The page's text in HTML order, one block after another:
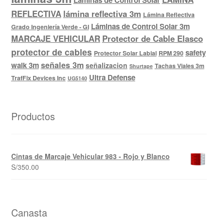
REFLECTIVA lámina reflectiva 3m Lámina Reflectiva
Grado Ingeniería Verde - GI Láminas de Control Solar 3m
MARCAJE VEHICULAR Protector de Cable Elasco
protector de cables Protector Solar Labial RPM 290 safety
walk 3mseñales 3m señalizacion Shurtape Tachas Viales 3m
TrafFix Devices Inc UG5140 Ultra Defense
Productos
Cintas de Marcaje Vehicular 983 - Rojo y Blanco
S/350.00
Canasta